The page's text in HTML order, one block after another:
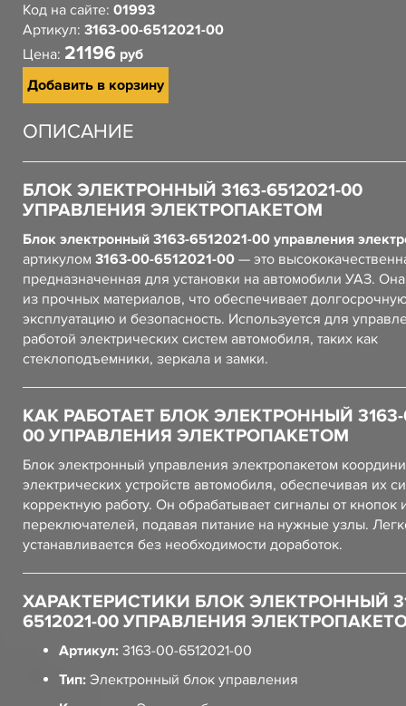
Код на сайте: 01993
Артикул: 3163-00-6512021-00
Цена: 21196 руб
Добавить в корзину
ОПИСАНИЕ
БЛОК ЭЛЕКТРОННЫЙ 3163-6512021-00
УПРАВЛЕНИЯ ЭЛЕКТРОПАКЕТОМ
Блок электронный 3163-6512021-00 управления
артикулом 3163-00-6512021-00 — это
предназначенная для установки на автомобили УАЗ.
из прочных материалов, что обеспечивает
эксплуатацию и безопасность. Используется для
работой электрических систем автомобиля, таких как
стеклоподъемники, зеркала и замки.
КАК РАБОТАЕТ БЛОК ЭЛЕКТРОННЫЙ 3163-
00 УПРАВЛЕНИЯ ЭЛЕКТРОПАКЕТОМ
Блок электронный управления электропакетом
электрических устройств автомобиля, обеспечивая их
корректную работу. Он обрабатывает сигналы от кнопок
переключателей, подавая питание на нужные узлы.
устанавливается без необходимости доработок.
ХАРАКТЕРИСТИКИ БЛОК ЭЛЕКТРОННЫЙ
6512021-00 УПРАВЛЕНИЯ
Артикул: 3163-00-6512021-00
Тип: Электронный блок управления